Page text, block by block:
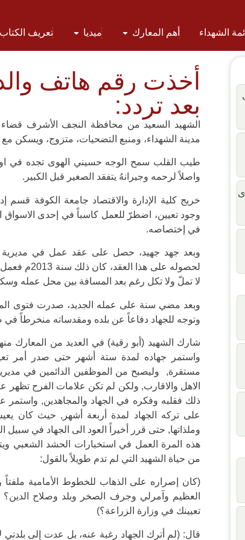
الشهداء أهم المعارك ميديا تعريف الكتاب
أخذت رقم هاتف
بعد تردد:
الشهيد السعيد من محافظة النجف الأشرف
مدينة الشهداء، ومنبع التضحيات، متزوج، ويسكن
طيب القلب سمح الوجه حسيني الهوى تجده في
واصلاً لرحمه وجيرانهُ يتفقد الصغير قبل الكبير.
وجود تعيين، اضطرّ للعمل كاسباً في إحدى
في إختصاصه.
وبعد جهد جهيد، حصل على عقد عمل في مديرية
لحصوله على
لا تملّ ولا تكل رغم بعد المسافة بين محل عمله
وبعد مضي سنة على عمله الجديد، صدرت فتوى
وتوجه للجهاد دفاعاً عن بلده ومقدساته منخرطاً
شارك الشهيد (أبو رقية) في العديد من المعارك
واستمر جهاده لمدة ستة أشهر حتى صدر أمر
مستقرة, وليصبح من الموظفين الدائمين في
الاهل والاقارب, ولكن لم تكن علامات الفرح
ذلك فقلبه وفكره في الجهاد والمجاهدين,
على تركه الجهاد لمدة أربعة أشهر, حيث كان
وملذاتها, حتى قرر أخيراً العود الى الجهاد في
هذه المرة العمل في استخبارات الحشد الشعبي
من حياة الشهيد التي لم تدم طويلاً بالقول:
(كان إصراره على الذهاب للخطوط الأمامية
العظيم وآمرلي وجرف الصخر وبلد وصلاح
تعيينك في وزارة الزراعة؟)
قال: (لم أترك الجهاد رغبة عنه، بل عدت إلى